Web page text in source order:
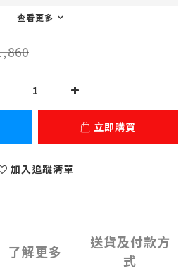
查看更多
立即購買
加入追蹤清單
了解更多
送貨及付款方
式